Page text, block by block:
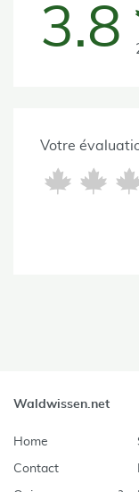
3.8
Votre
Waldwissen.net
Home
Contact